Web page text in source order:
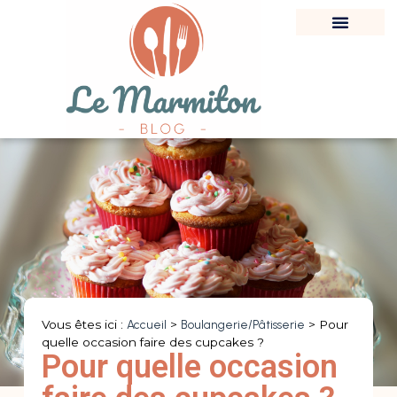
Vous êtes ici : Accueil > Boulangerie/Pâtisserie > Pour
quelle occasion faire des cupcakes ?
Pour quelle occasion